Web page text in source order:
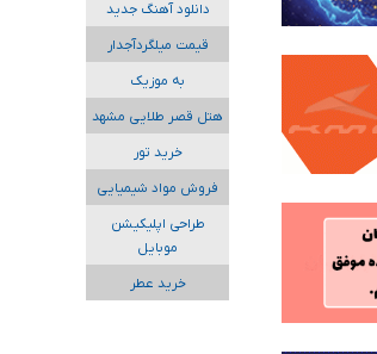
دانلود آهنگ جدید
قیمت میلگردآجدار
به موزیک
هتل قصر طلایی مشهد
خرید تور
فروش مواد شیمیایی
طراحی اپلیکیشن
موبایل
خرید عطر